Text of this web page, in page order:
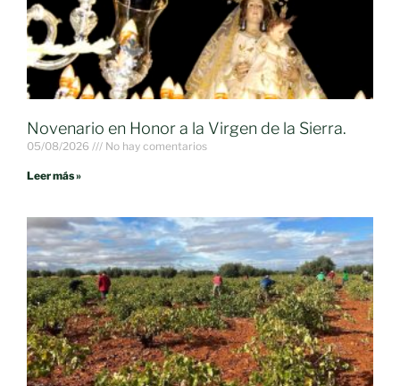
Novenario en Honor a la Virgen de la Sierra.
05/08/2026 No hay comentarios
Leer más »